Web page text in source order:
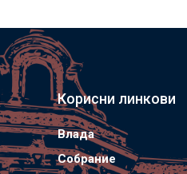
Корисни линкови
Влада
Собрание